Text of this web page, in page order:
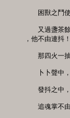
困獸之鬥使
又過盞茶餘
，他不由連抖
那四火一抽
卜卜聲中，
發抖之中，
追魂掌不由